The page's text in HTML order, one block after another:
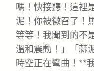
嗎！快接聽！這裡
泥！你被徵召了！
等等！我聞到的不
溫和震動！」「蒜
時空正在彎曲！**